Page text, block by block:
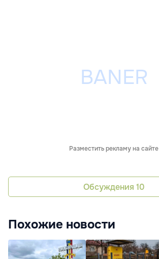
Разместить рекламу на сайте
Обсуждения 10
Похожие новости